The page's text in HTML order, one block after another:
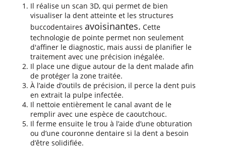
Il réalise un scan 3D, qui permet de bien
visualiser la dent atteinte et les structures
buccodentaires avoisinantes. Cette
technologie de pointe permet non seulement
d'affiner le diagnostic, mais aussi de planifier le
traitement avec une précision inégalée.
Il place une digue autour de la dent malade afin
de protéger la zone traitée.
À l’aide d’outils de précision, il perce la dent puis
en extrait la pulpe infectée.
Il nettoie entièrement le canal avant de le
remplir avec une espèce de caoutchouc.
Il ferme ensuite le trou à l’aide d’une obturation
ou d’une couronne dentaire si la dent a besoin
d’être solidifiée.